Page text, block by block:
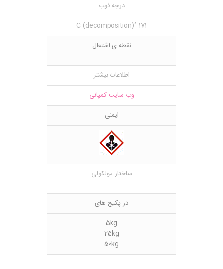
درجه ذوب
171 °C (decomposition)
نقطه ی اشتعال
اطلاعات بیشتر
وب سایت کمپانی
ایمنی
ساختار مولکولی
در پکیج های
5kg
25kg
50kg